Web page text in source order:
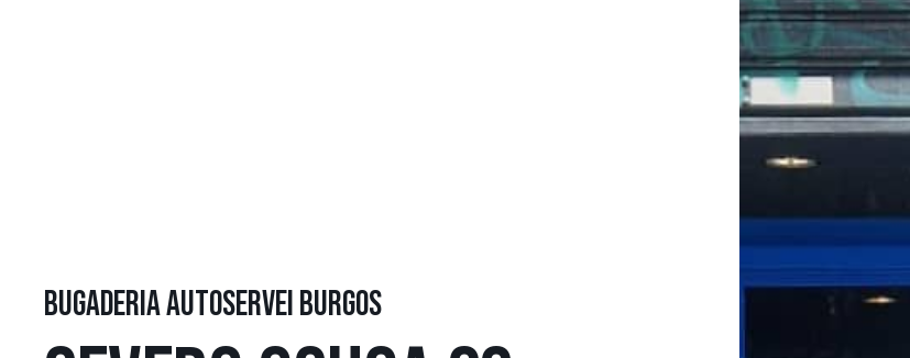
BUGADERIA AUTOSERVEI BURGOS